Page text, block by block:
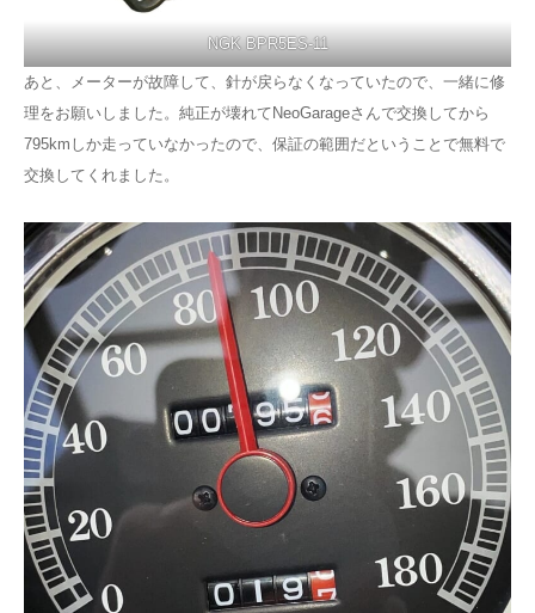
NGK BPR5ES-11
あと、メーターが故障して、針が戻らなくなっていたので、一緒に修
理をお願いしました。純正が壊れてNeoGarageさんで交換してから
795kmしか走っていなかったので、保証の範囲だということで無料で
交換してくれました。